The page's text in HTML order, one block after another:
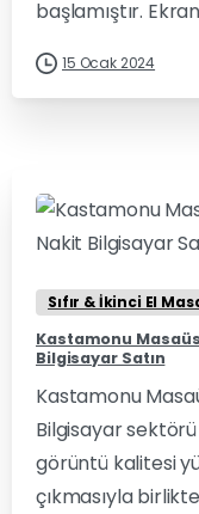
başlamıştır.
15 Ocak 2024
Sıfır & İkinci El
Kastamonu
Bilgisayar Satın
Kastamonu
Bilgisayar
görüntü kalitesi
çıkmasıyla